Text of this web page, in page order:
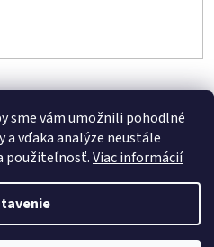
sme vám umožnili pohodlné
vďaka analýze neustále
použiteľnosť.Viac informácií